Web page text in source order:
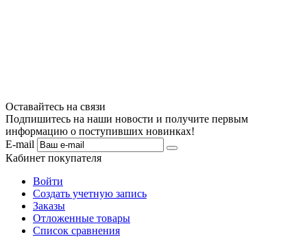
Оставайтесь на связи
Подпишитесь на наши новости и получите первым
информацию о поступивших новинках!
E-mail
Кабинет покупателя
Войти
Создать учетную запись
Заказы
Отложенные товары
Список сравнения